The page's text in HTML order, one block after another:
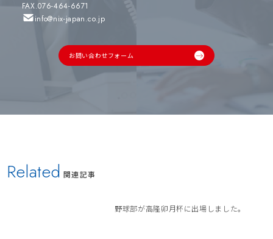
FAX.076-464-6671
info@nix-japan.co.jp
お問い合わせフォーム
Related 関連記事
野球部が高隆卯月杯に出場しました。